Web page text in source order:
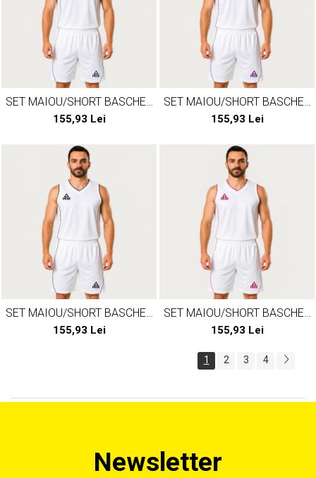
SET MAIOU/SHORT BASCHET
PEAK JUNGLE ALB/ALBASTRU
155,93 Lei
SET MAIOU/SHORT BASCHET
PEAK JUNGLE ALB/MOV
155,93 Lei
SET MAIOU/SHORT BASCHET
PEAK JUNGLE ALB/NEGRU
155,93 Lei
SET MAIOU/SHORT BASCHET
PEAK JUNGLE ALB/ROSU
155,93 Lei
1 2 3 4
Newsletter